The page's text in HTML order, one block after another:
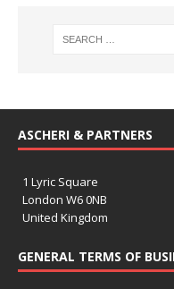
ASCHERI & PARTNERS
1 Lyric Square
London W6 0NB
United Kingdom
GENERAL TERMS OF